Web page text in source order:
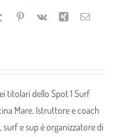
TumblrPinterest
Vk Xing Email
titolari dello Spot 1 Surf
Mare. Istruttore e coach
e sup è organizzatore di